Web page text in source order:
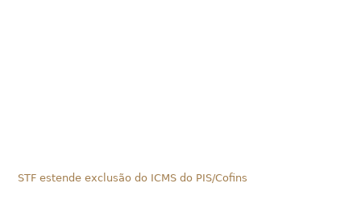
STF estende exclusão do ICMS do PIS/Cofins